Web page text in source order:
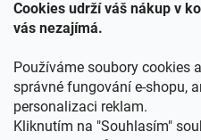
Cookies udrží váš nákup v
vás nezajímá.
Používáme soubory cookies
správné fungování e-shopu,
personalizaci reklam.
Kliknutím na "Souhlasím"